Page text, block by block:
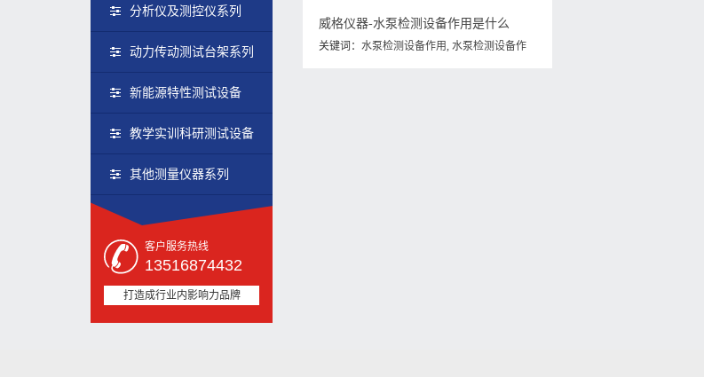
分析仪及测控仪系列
动力传动测试台架系列
新能源特性测试设备
教学实训科研测试设备
其他测量仪器系列
客户服务热线
13516874432
打造成行业内影响力品牌
威格仪器-水泵检测设备作用是什么
关键词：水泵检测设备作用,水泵检测设备作